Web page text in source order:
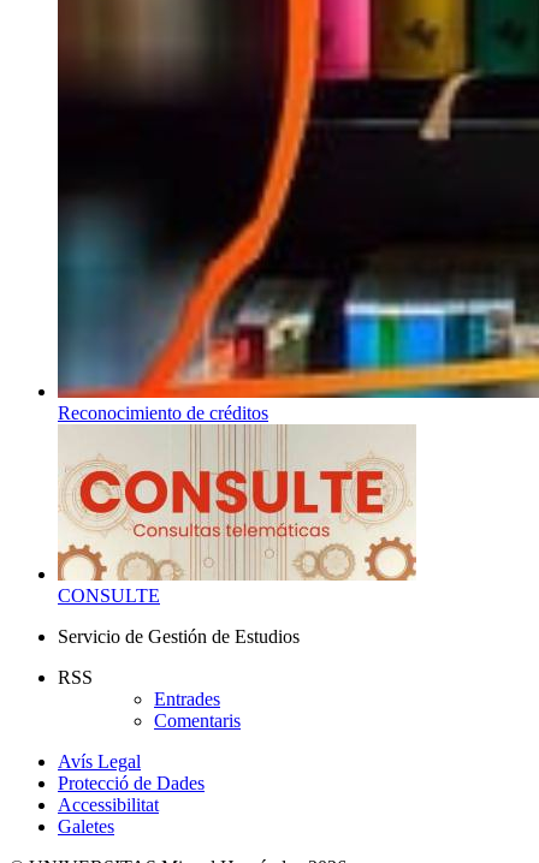
Reconocimiento de créditos
CONSULTE
Servicio de Gestión de Estudios
RSS
Entrades
Comentaris
Avís Legal
Protecció de Dades
Accessibilitat
Galetes